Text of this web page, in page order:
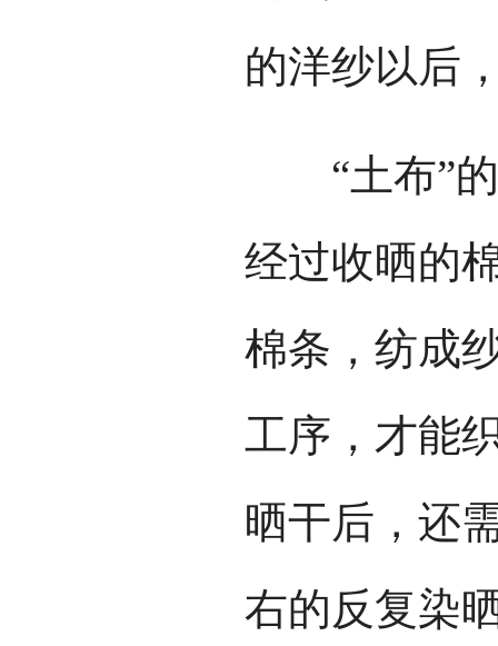
的洋纱以后
“土布”的
经过收晒的
棉条，纺成
工序，才能
晒干后，还
右的反复染